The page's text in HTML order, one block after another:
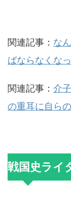
関連記事： な
ばならなくな
関連記事： 介
の重耳に自ら
戦国史ライ